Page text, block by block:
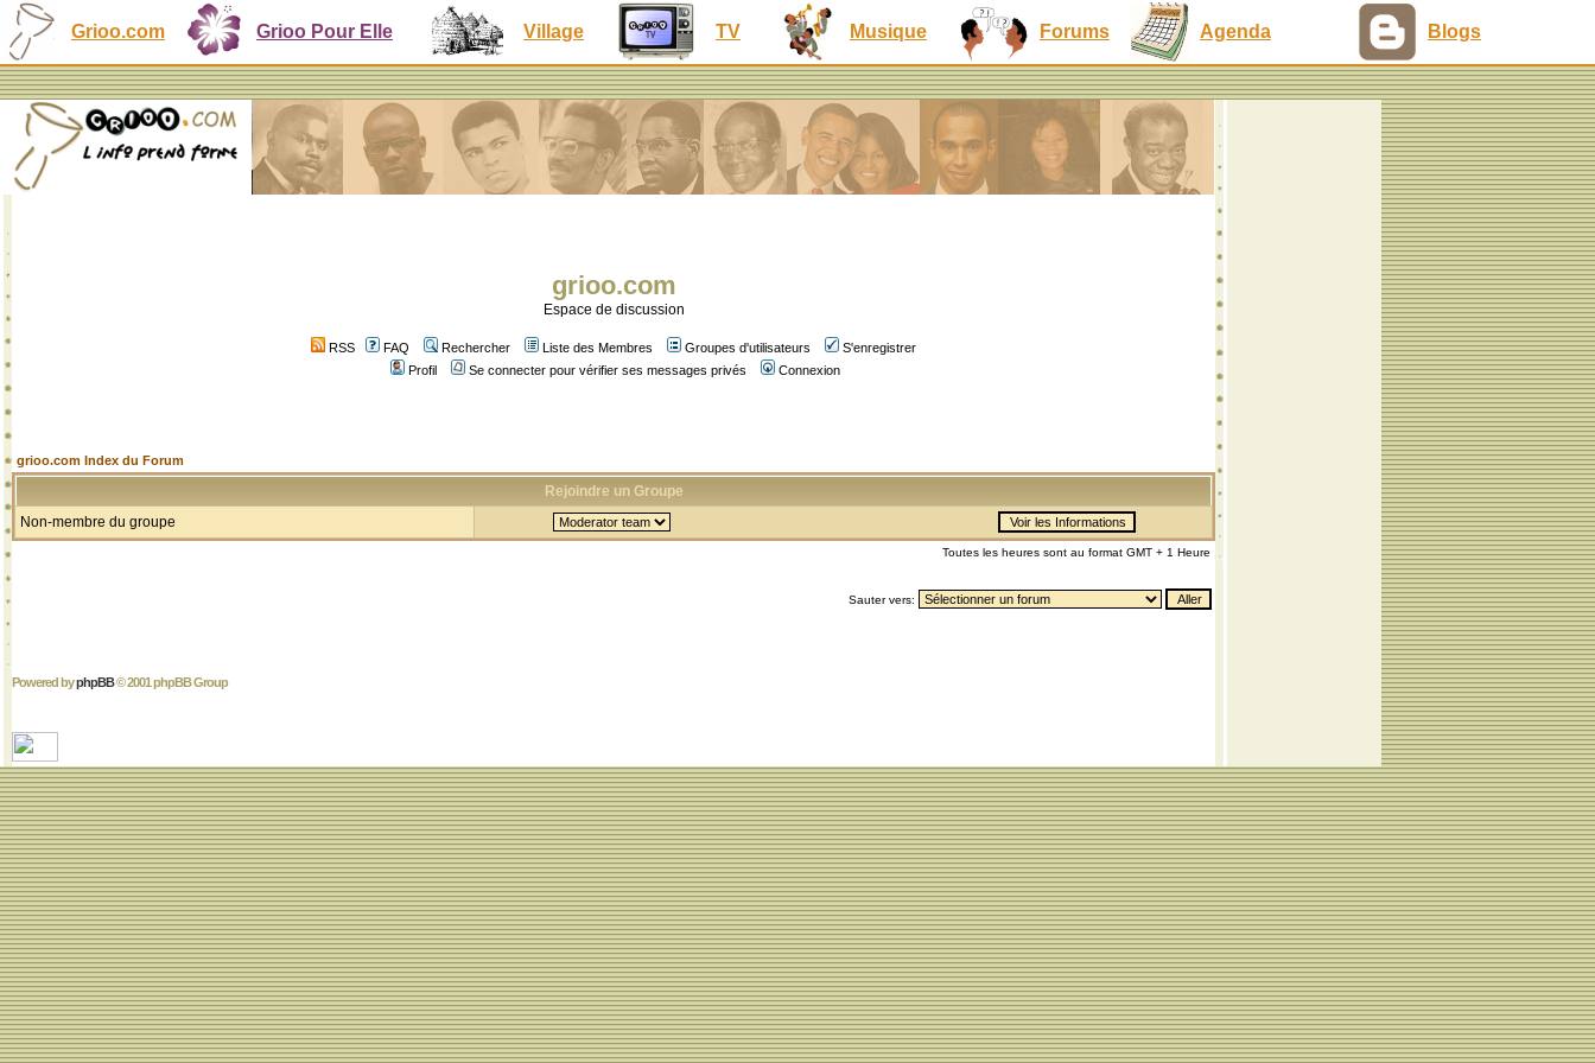
Grioo.com Grioo Pour Elle Village TV Musique Forums Agenda Blogs
grioo.com
Espace de discussion
RSS FAQ Rechercher Liste des Membres Groupes d'utilisateurs
S'enregistrer
Profil
Se connecter pour vérifier ses messages privés Connexion
grioo.com Index du Forum
Rejoindre un Groupe
Non-membre du groupe
Toutes les heures sont au format GMT + 1 Heure
Sauter vers:
Powered byphpBB© 2001 phpBB Group